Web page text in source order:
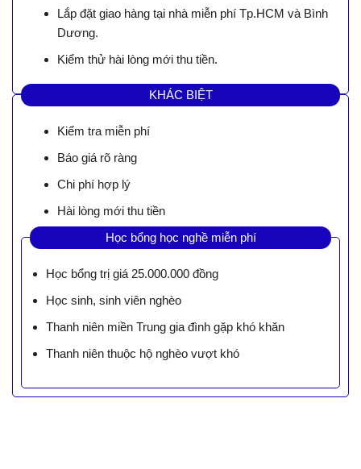
Lắp đặt giao hàng tại nhà miễn phí Tp.HCM và Bình
Dương.
Kiểm thử hài lòng mới thu tiền.
KHÁC BIỆT
Kiểm tra miễn phí
Báo giá rõ ràng
Chi phí hợp lý
Hài lòng mới thu tiền
Học bổng học nghề miễn phí
Học bổng trị giá 25.000.000 đồng
Học sinh, sinh viên nghèo
Thanh niên miền Trung gia đình gặp khó khăn
Thanh niên thuộc hộ nghèo vượt khó